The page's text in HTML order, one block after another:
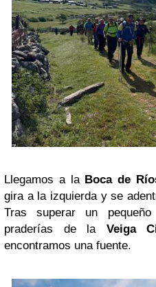
Llegamos a la Boca de
gira a la izquierda y se
Tras superar un
praderías de la Veiga
encontramos una fuente.